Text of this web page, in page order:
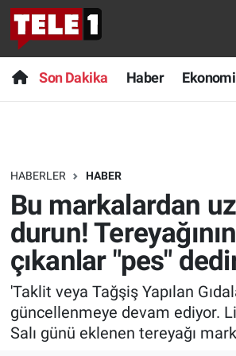
Son Dakika Haber Ekonomi
HABERLER HABER
Bu markalardan
durun!
çıkanlar "pes"
'Taklit veya Tağşiş Yapılan
güncellenmeye devam ediyor.
Salı günü eklenen tereyağı
Anında Manşet
Başka Sohbetler
Bilim turu
Bilim ve Teknoloji Evreni
Doğa Konuşuyor
Dünya
Ege Saati
Son Dakika
Haber
Dünya
Teknoloji
Sağlık
Spor
Yayın Akışı
Nöbetçi Eczaneler
Hava Durumu
Trafik Durumu
Süper Lig Puan Durumu ve
Tüm Manşetler
Son Dakika Haberleri
Haber Arşivi